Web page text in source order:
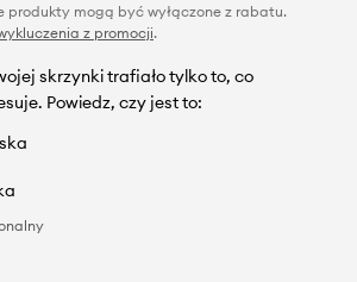
produkty mogą być wyłączone z rabatu.
z promocji.
skrzynki trafiało tylko to, co
Powiedz, czy jest to: